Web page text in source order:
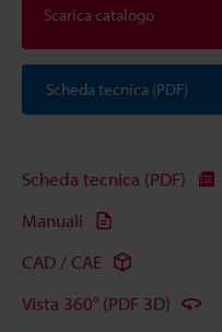
Scarica catalogo
Scheda tecnica (PDF)
Scheda tecnica (PDF)
Manuali
CAD / CAE
Vista 360° (PDF 3D)